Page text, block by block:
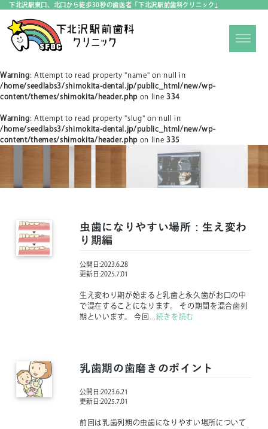
下北沢駅東口、北口から徒歩30秒の歯医者「下北沢駅前歯科クリニック」
Warning: Attempt to read property "name" on null in
/home/seedlabs3/shimokita-dental.jp/public_html/new/wp-
content/themes/shimokita/header.php on line334
Warning: Attempt to read property "slug" on null in
/home/seedlabs3/shimokita-dental.jp/public_html/new/wp-
content/themes/shimokita/header.php on line335
虫歯になりやすい場所：生え変わ
り期編
公開日:2023.6.28
更新日:2025.7.01
生え変わり期が始まると乳歯と永久歯がお口の中
で混在することになります。 その期間を混合歯列
期といいます。 今回
...続きを読む
乳歯期の歯磨きのポイント
公開日:2023.6.21
更新日:2025.7.01
前回は乳歯列期の虫歯になりやすい場所について